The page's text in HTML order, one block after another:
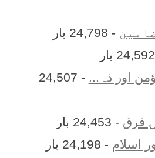
- 24,798 بار
اور ذہ...
- 24,507
فرق - 24,453 بار
اسلام - 24,198 بار